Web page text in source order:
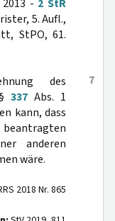
- 2 StR
5. Aufl.,
StPO, 61.
7
des
337Abs. 1
kann, dass
beantragten
anderen
wäre.
2018 Nr. 865